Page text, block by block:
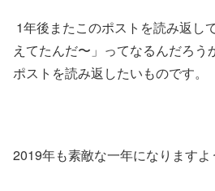
1年後またこのポストを読み返し
えてたんだ〜」ってなるんだろ
ポストを読み返したいものです。
2019年も素敵な一年になります